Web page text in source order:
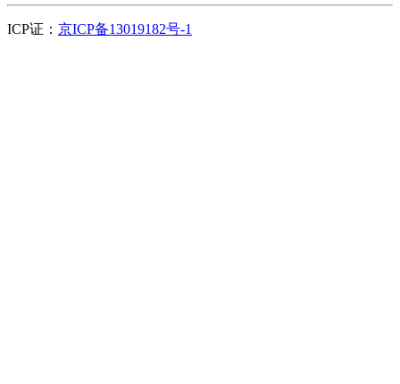
ICP证： 京ICP备13019182号-1